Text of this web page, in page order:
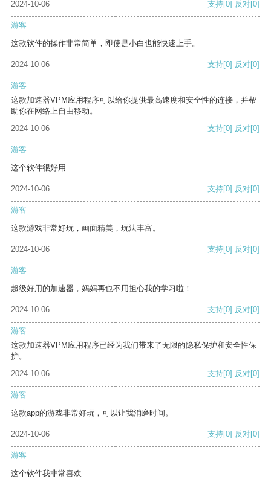
2024-10-06 支持[0] 反对[0]
游客
这款软件的操作非常简单，即使是小白也能快速上手。
2024-10-06 支持[0] 反对[0]
游客
这款加速器VPM应用程序可以给你提供最高速度和安全性的连接，并帮
助你在网络上自由移动。
2024-10-06
支持[0] 反对[0]
游客
这个软件很好用
2024-10-06 支持[0] 反对[0]
游客
这款游戏非常好玩，画面精美，玩法丰富。
2024-10-06 支持[0] 反对[0]
游客
超级好用的加速器，妈妈再也不用担心我的学习啦！
2024-10-06 支持[0] 反对[0]
游客
这款加速器VPM应用程序已经为我们带来了无限的隐私保护和安全性保
护。
2024-10-06
支持[0] 反对[0]
游客
这款app的游戏非常好玩，可以让我消磨时间。
2024-10-06 支持[0] 反对[0]
游客
这个软件我非常喜欢